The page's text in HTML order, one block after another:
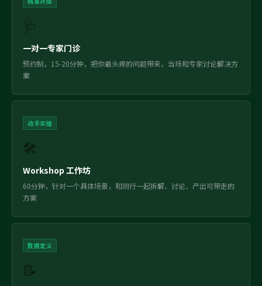
🩺
一对一专家门诊
预约制，15-20分钟，把你最头疼的问题带来，当场和专家讨论解决方
案
动手实操
🛠️
Workshop 工作坊
60分钟，针对一个具体场景，和同行一起拆解、讨论、产出可带走的
方案
数据定义
📝